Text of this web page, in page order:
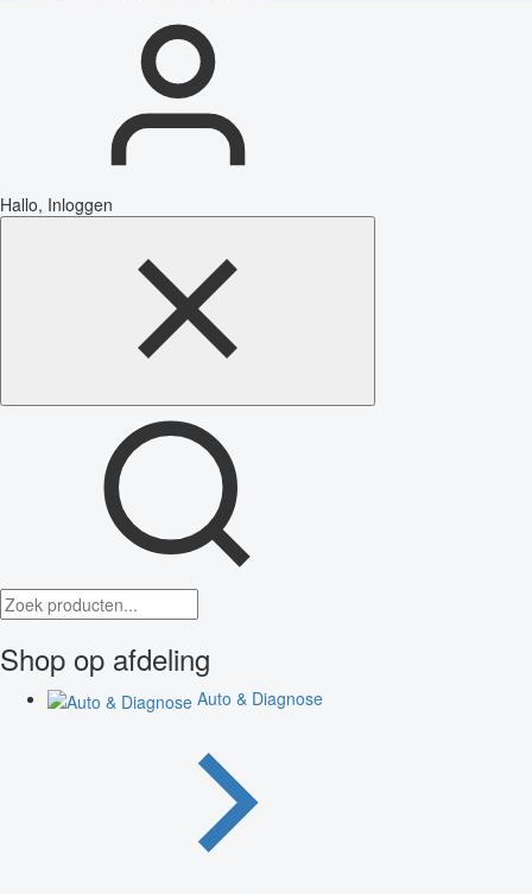
Hallo, Inloggen
Shop op afdeling
Auto & Diagnose